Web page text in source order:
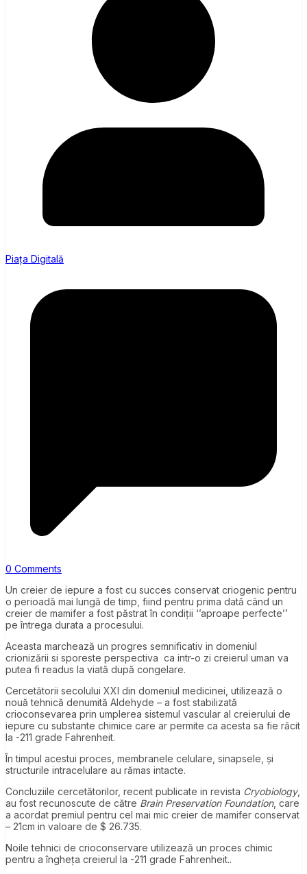
Piața Digitală
0 Comments
Un creier de iepure a fost cu succes conservat criogenic pentru
o perioadă mai lungă de timp, fiind pentru prima dată când un
creier de mamifer a fost păstrat în condiții ‘’aproape perfecte’’
pe întrega durata a procesului.
Aceasta marchează un progres semnificativ in domeniul
crionizării si sporeste perspectiva ca intr-o zi creierul uman va
putea fi readus la viată după congelare.
Cercetătorii secolului XXI din domeniul medicinei, utilizează o
nouă tehnică denumită Aldehyde – a fost stabilizată
crioconsevarea prin umplerea sistemul vascular al creierului de
iepure cu substante chimice care ar permite ca acesta sa fie răcit
la -211 grade Fahrenheit.
În timpul acestui proces, membranele celulare, sinapsele, și
structurile intracelulare au rămas intacte.
Concluziile cercetătorilor, recent publicate in revista Cryobiology,
au fost recunoscute de către Brain Preservation Foundation, care
a acordat premiul pentru cel mai mic creier de mamifer conservat
– 21cm in valoare de $ 26.735.
Noile tehnici de crioconservare utilizează un proces chimic
pentru a îngheța creierul la -211 grade Fahrenheit..